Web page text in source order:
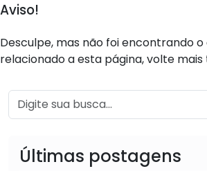
Aviso!
Desculpe, mas não foi encontrando
relacionado a esta página, volte
Últimas postagens